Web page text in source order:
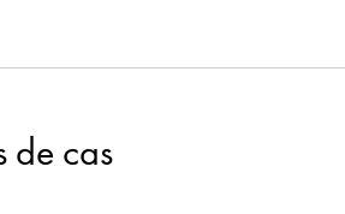
de cas